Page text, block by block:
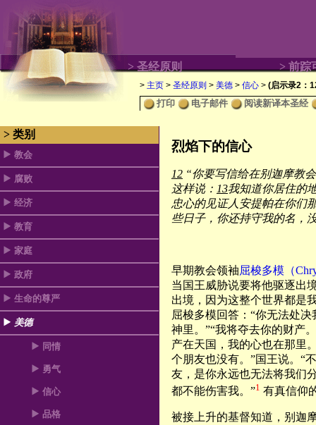
> 圣经原则 > 前踪
> 主页 > 圣经原则 > 美德 > 信心 > (启示录2：
打印 电子邮件 阅读新译本圣经
> 类别
教会
腐败
经济
教育
家庭
政府
生命的尊严
美德
同情
勇气
信心
品格
烈焰下的信心
12 “你要写信给在别迦摩教
这样说： 13我知道你居住的
忠心的见证人安提帕在你们
些日子，你还持守我的名，
早期教会领袖屈梭多模（
当国王威胁说要将他驱逐出
出境，因为这整个世界都是
屈梭多模回答：“你无法处
神里。”“我将夺去你的财产
产在天国，我的心也在那里
个朋友也没有。”国王说。“
友，是你永远也无法将我们
都不能伤害我。 ”1 有真信仰
被接上升的基督知道，别迦